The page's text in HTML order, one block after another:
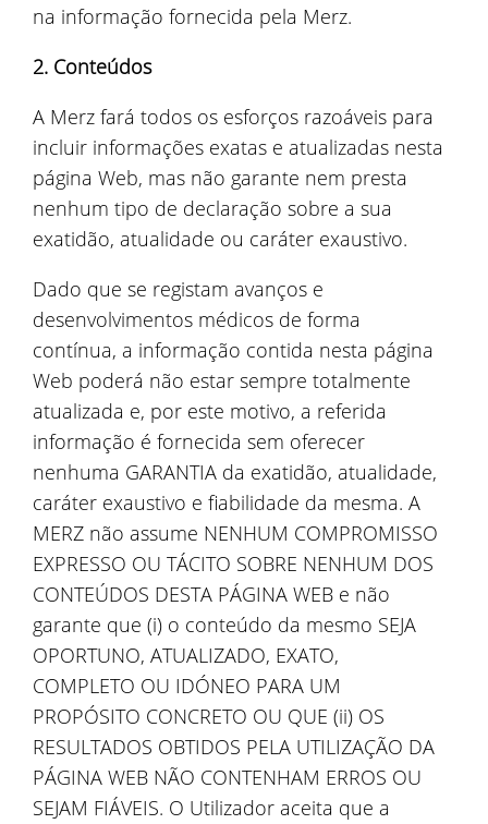
na informação fornecida pela Merz.
2. Conteúdos
A Merz fará todos os esforços razoáveis para
incluir informações exatas e atualizadas nesta
página Web, mas não garante nem presta
nenhum tipo de declaração sobre a sua
exatidão, atualidade ou caráter exaustivo.
Dado que se registam avanços e
desenvolvimentos médicos de forma
contínua, a informação contida nesta página
Web poderá não estar sempre totalmente
atualizada e, por este motivo, a referida
informação é fornecida sem oferecer
nenhuma GARANTIA da exatidão, atualidade,
caráter exaustivo e fiabilidade da mesma. A
MERZ não assume NENHUM COMPROMISSO
EXPRESSO OU TÁCITO SOBRE NENHUM DOS
CONTEÚDOS DESTA PÁGINA WEB e não
garante que (i) o conteúdo da mesmo SEJA
OPORTUNO, ATUALIZADO, EXATO,
COMPLETO OU IDÓNEO PARA UM
PROPÓSITO CONCRETO OU QUE (ii) OS
RESULTADOS OBTIDOS PELA UTILIZAÇÃO DA
PÁGINA WEB NÃO CONTENHAM ERROS OU
SEJAM FIÁVEIS. O Utilizador aceita que a